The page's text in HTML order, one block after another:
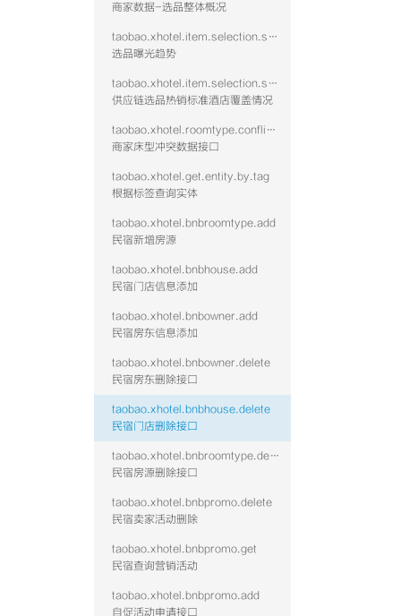
商家数据-选品整体概况
taobao.xhotel.item.selection.seller.stat.exposure
选品曝光趋势
taobao.xhotel.item.selection.seller.stat.hotshid
供应链选品热销标准酒店覆盖情况
taobao.xhotel.roomtype.conflict.data
商家床型冲突数据接口
taobao.xhotel.get.entity.by.tag
根据标签查询实体
taobao.xhotel.bnbroomtype.add
民宿新增房源
taobao.xhotel.bnbhouse.add
民宿门店信息添加
taobao.xhotel.bnbowner.add
民宿房东信息添加
taobao.xhotel.bnbowner.delete
民宿房东删除接口
taobao.xhotel.bnbhouse.delete
民宿门店删除接口
taobao.xhotel.bnbroomtype.delete
民宿房源删除接口
taobao.xhotel.bnbpromo.delete
民宿卖家活动删除
taobao.xhotel.bnbpromo.get
民宿查询营销活动
taobao.xhotel.bnbpromo.add
自促活动申请接口